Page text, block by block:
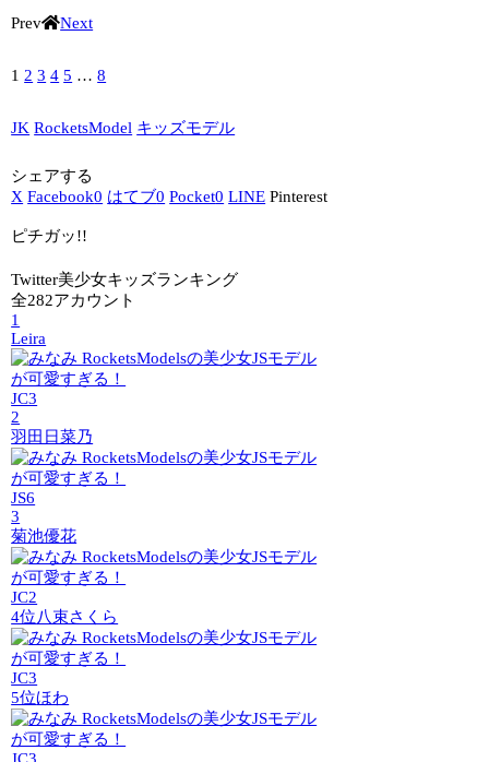
Prev Next
1 2 3 4 5 … 8
JK RocketsModel キッズモデル
シェアする
X Facebook0 はてブ0 Pocket0 LINE Pinterest
ピチガッ!!
Twitter美少女キッズランキング
全282アカウント
1
Leira
JC3
2
羽田日菜乃
JS6
3
菊池優花
JC2
4位八束さくら
JC3
5位ほわ
JC3